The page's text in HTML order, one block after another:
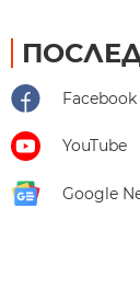
Facebook
YouTube
Google